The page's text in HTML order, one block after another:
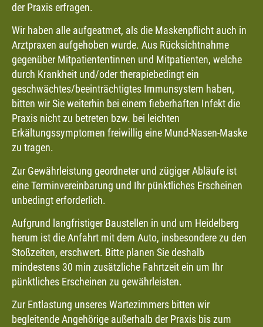
der Praxis erfragen.
Wir haben alle aufgeatmet, als die Maskenpflicht auch in
Arztpraxen aufgehoben wurde. Aus Rücksichtnahme
gegenüber Mitpatiententinnen und Mitpatienten, welche
durch Krankheit und/oder therapiebedingt ein
geschwächtes/beeinträchtigtes Immunsystem haben,
bitten wir Sie weiterhin bei einem fieberhaften Infekt die
Praxis nicht zu betreten bzw. bei leichten
Erkältungssymptomen freiwillig eine Mund-Nasen-Maske
zu tragen.
Zur Gewährleistung geordneter und zügiger Abläufe ist
eine Terminvereinbarung und Ihr pünktliches Erscheinen
unbedingt erforderlich.
Aufgrund langfristiger Baustellen in und um Heidelberg
herum ist die Anfahrt mit dem Auto, insbesondere zu den
Stoßzeiten, erschwert. Bitte planen Sie deshalb
mindestens 30 min zusätzliche Fahrtzeit ein um Ihr
pünktliches Erscheinen zu gewährleisten.
Zur Entlastung unseres Wartezimmers bitten wir
begleitende Angehörige außerhalb der Praxis bis zum